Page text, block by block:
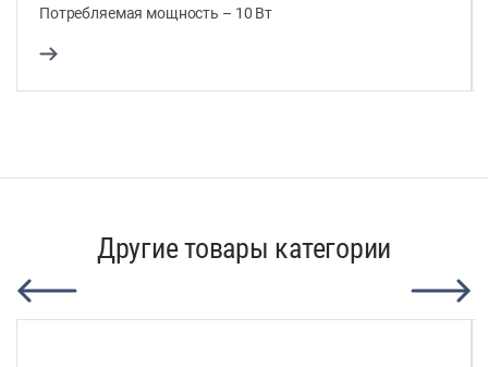
Потребляемая мощность – 10 Вт
Другие товары категории